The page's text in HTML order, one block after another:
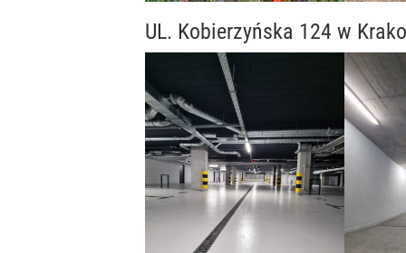
UL. Kobierzyńska 124 w